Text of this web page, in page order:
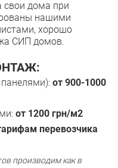
свои дома при
нашими
хорошо
СИП домов.
от 900-1000
от 1200 грн/м2
перевозчика
производим как в